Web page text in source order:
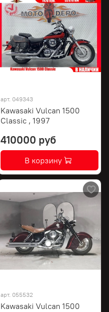
арт. 049343
Kawasaki Vulcan 1500
Classic , 1997
410000 руб
В корзину
арт. 055532
Kawasaki Vulcan 1500